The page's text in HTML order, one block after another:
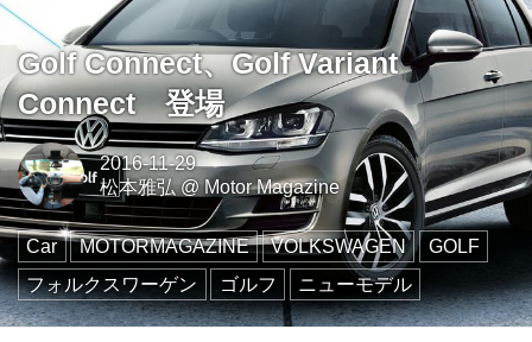
Golf Connect、Golf Variant
Connect 登場
2016-11-29
松本雅弘@Motor Magazine
Car MOTORMAGAZINE VOLKSWAGEN
GOLF
フォルクスワーゲン
ゴルフ ニューモデル